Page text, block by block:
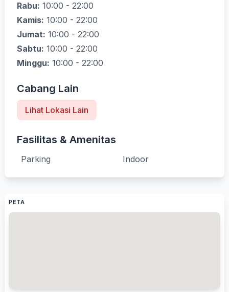
Rabu: 10:00 - 22:00
Kamis: 10:00 - 22:00
Jumat: 10:00 - 22:00
Sabtu: 10:00 - 22:00
Minggu: 10:00 - 22:00
Cabang Lain
Lihat Lokasi Lain
Fasilitas & Amenitas
Parking Indoor
PETA